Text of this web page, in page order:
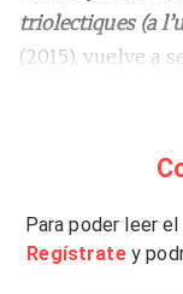
triolectiques (a
(2015), vuelve a
juguete, la
composición y
además de
Para poder leer
Regístrate y